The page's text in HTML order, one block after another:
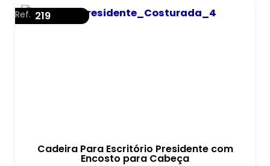
Cadeira Para Escritório Presidente com
Encosto para Cabeça
Ref. 219